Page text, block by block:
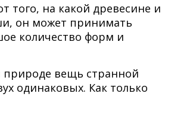
того, на какой древесине и
он может принимать
количество форм и
вещь странной
одинаковых. Как только